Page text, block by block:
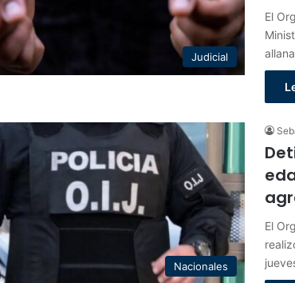
Judicial
El
Nacionales
El